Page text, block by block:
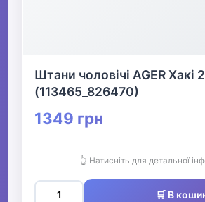
Штани чоловічі AGER Хакі
(113465_826470)
1349 грн
👆 Натисніть для детальної
🛒 В